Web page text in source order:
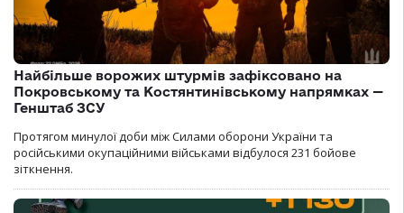
Найбільше ворожих штурмів зафіксовано на
Покровському та Костянтинівському напрямках —
Генштаб ЗСУ
Протягом минулої доби між Силами оборони України та
російськими окупаційними військами відбулося 231 бойове
зіткнення.